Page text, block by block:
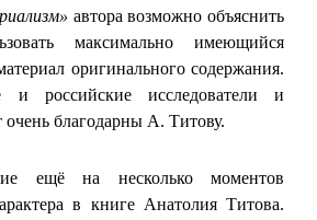
автора возможно объяснить
максимально имеющийся
оригинального содержания.
и российские исследователи и
очень благодарны А. Титову.
ещё на несколько моментов
в книге Анатолия Титова.